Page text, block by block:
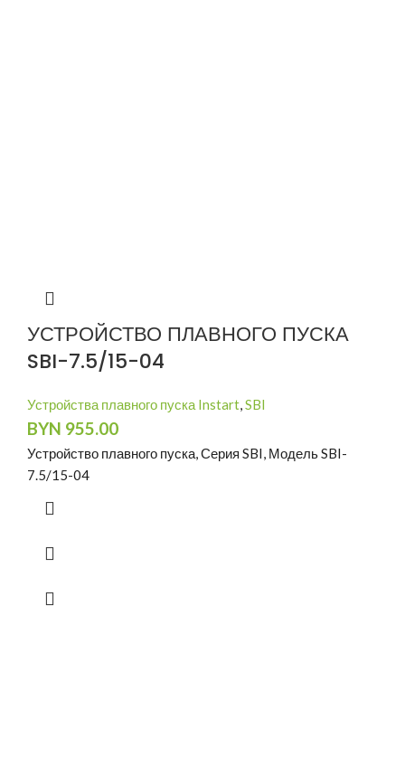
УСТРОЙСТВО ПЛАВНОГО ПУСКА
SBI-7.5/15-04
Устройства плавного пуска Instart,SBI
BYN 955.00
Устройство плавного пуска, Серия SBI, Модель SBI-
7.5/15-04